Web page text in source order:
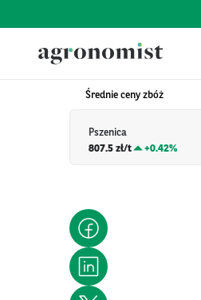
Średnie ceny zbóż
Pszenica
807.5 zł/t
+0.42%